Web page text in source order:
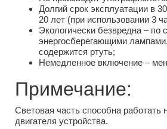
Долгий срок эксплуатации в
20 лет (при использовании 3
Экологически безвредна – по
энергосберегающими
содержится ртуть;
Немедленное включение –
Примечание:
Световая часть способна работать
двигателя устройства.